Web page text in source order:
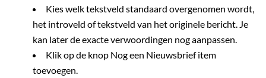
Kies welk tekstveld standaard overgenomen wordt,
het introveld of tekstveld van het originele bericht. Je
kan later de exacte verwoordingen nog aanpassen.
Klik op de knop Nog een Nieuwsbrief item
toevoegen.